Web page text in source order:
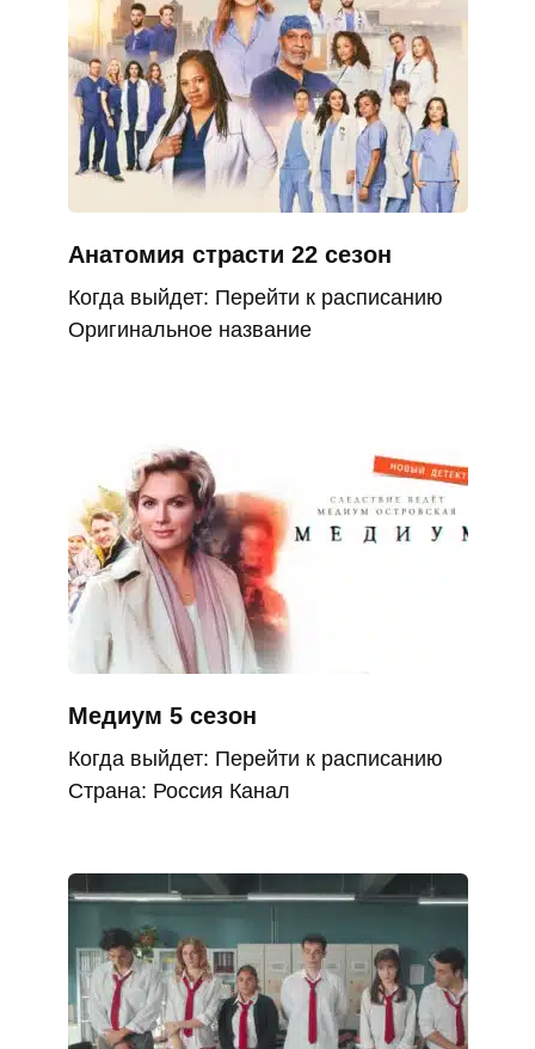
Анатомия страсти 22 сезон
Когда выйдет: Перейти к расписанию
Оригинальное название
Медиум 5 сезон
Когда выйдет: Перейти к расписанию
Страна: Россия Канал